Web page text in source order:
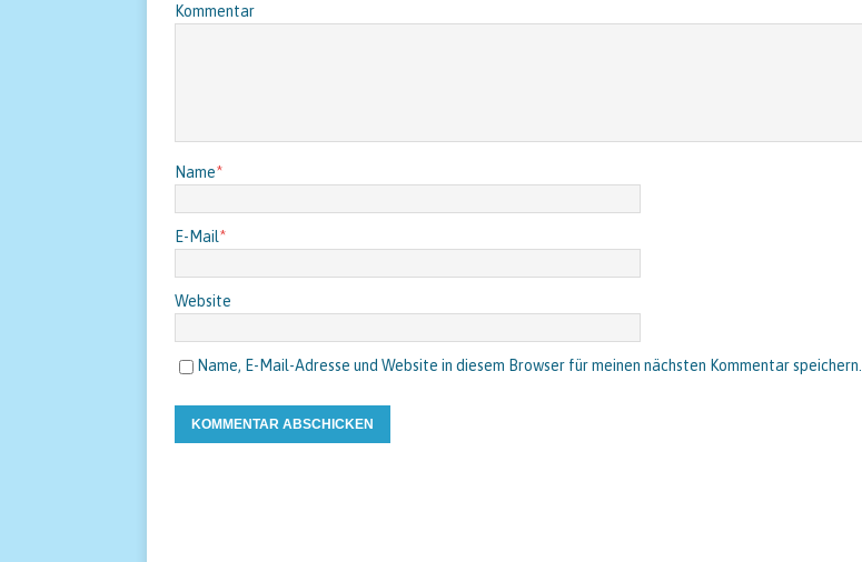
Kommentar
Name*
E-Mail*
Website
Name, E-Mail-Adresse und Website in diesem Browser für meinen nächsten Kommentar speichern.